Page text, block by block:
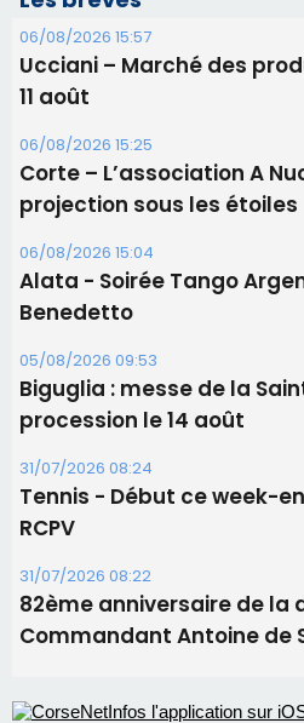
06/08/2026 15:57
Ucciani – Marché des
11 août
06/08/2026 15:25
Corte – L’association A
projection sous les étoiles
06/08/2026 15:04
Alata - Soirée Tango
Benedetto
05/08/2026 09:53
Biguglia : messe de la
procession le 14 août
31/07/2026 08:24
Tennis - Début ce week-
RCPV
31/07/2026 08:22
82ème anniversaire de la
Commandant Antoine de